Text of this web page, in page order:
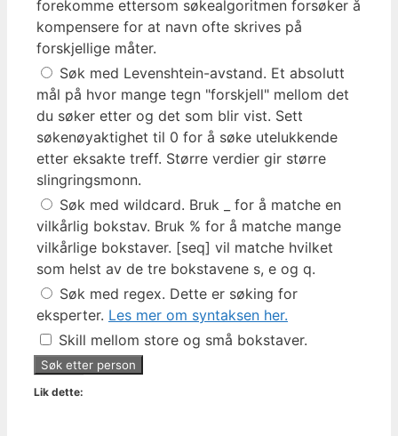
forekomme ettersom søkealgoritmen forsøker å
kompensere for at navn ofte skrives på
forskjellige måter.
Søk med Levenshtein-avstand. Et absolutt
mål på hvor mange tegn "forskjell" mellom det
du søker etter og det som blir vist. Sett
søkenøyaktighet til 0 for å søke utelukkende
etter eksakte treff. Større verdier gir større
slingringsmonn.
Søk med wildcard. Bruk _ for å matche en
vilkårlig bokstav. Bruk % for å matche mange
vilkårlige bokstaver. [seq] vil matche hvilket
som helst av de tre bokstavene s, e og q.
Søk med regex. Dette er søking for
eksperter. Les mer om syntaksen her.
Skill mellom store og små bokstaver.
Lik dette: